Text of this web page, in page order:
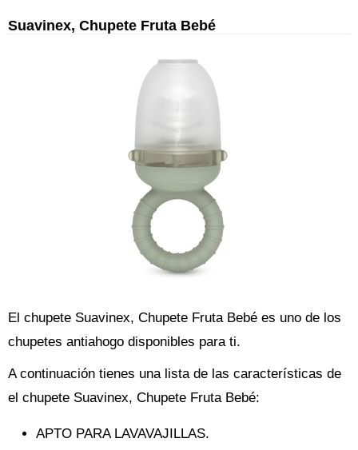
Suavinex, Chupete Fruta Bebé
El chupete Suavinex, Chupete Fruta Bebé es uno de los
chupetes antiahogo disponibles para ti.
A continuación tienes una lista de las características de
el chupete Suavinex, Chupete Fruta Bebé:
APTO PARA LAVAVAJILLAS.